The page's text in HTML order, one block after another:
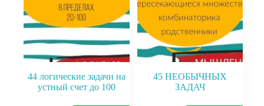
44 логические задачи на
устный счет до 100
45 НЕОБЫЧНЫХ
ЗАДАЧ